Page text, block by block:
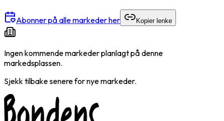
Abonner på alle markeder her Kopier lenke
Ingen kommende markeder planlagt på denne
markedsplassen.
Sjekk tilbake senere for nye markeder.